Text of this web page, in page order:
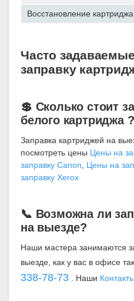
Восстановление картриджа
Часто
заправку
💲 Сколько стоит
белого картриджа ?
Заправка картриджей на
посмотреть цены Цены на
заправку Canon
Цены на
заправку Xerox
📞 Возможна ли
на выезде?
Наши мастера занимаются
выезде, как у вас в офисе
338-78-73 . Наши Контакты